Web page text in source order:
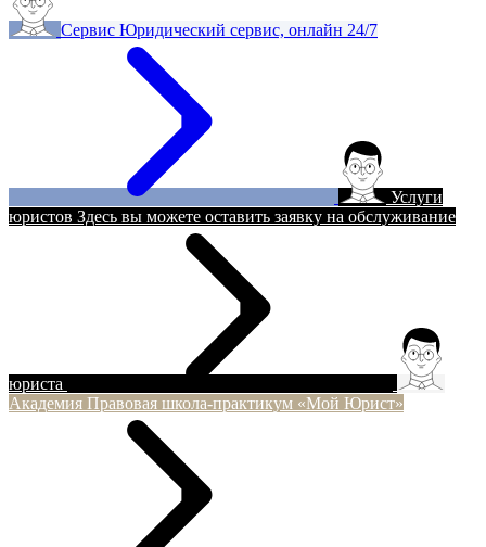
Сервис Юридический сервис, онлайн 24/7
Услуги
юристов Здесь вы можете оставить заявку на обслуживание
юриста
Академия Правовая школа-практикум «Мой Юрист»